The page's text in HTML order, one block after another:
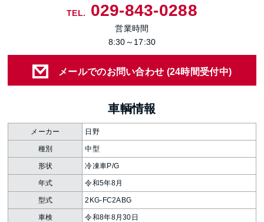
TEL. 029-843-0288
営業時間
8:30～17:30
メールでのお問い合わせ (24時間受付中)
車輌情報
メーカー 日野
種別 中型
形状 冷凍車P/G
年式 令和5年8月
型式 2KG-FC2ABG
車検 令和8年8月30日